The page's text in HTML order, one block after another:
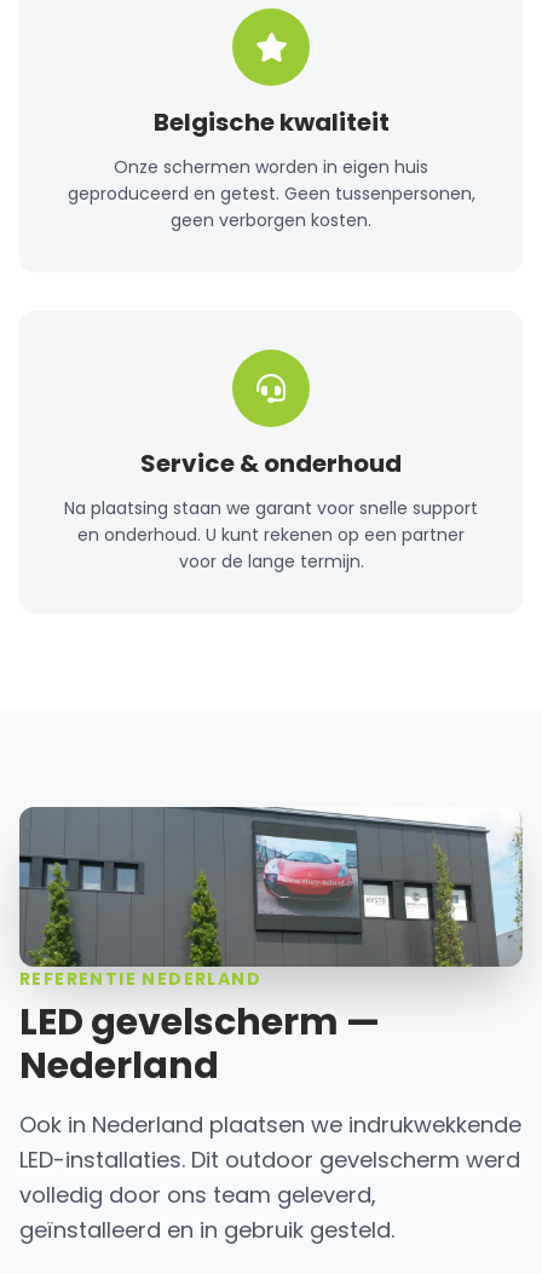
Belgische kwaliteit
Onze schermen worden in eigen huis
geproduceerd en getest. Geen tussenpersonen,
geen verborgen kosten.
Service & onderhoud
Na plaatsing staan we garant voor snelle support
en onderhoud. U kunt rekenen op een partner
voor de lange termijn.
REFERENTIE NEDERLAND
LED gevelscherm —
Nederland
Ook in Nederland plaatsen we indrukwekkende
LED-installaties. Dit outdoor gevelscherm werd
volledig door ons team geleverd,
geïnstalleerd en in gebruik gesteld.